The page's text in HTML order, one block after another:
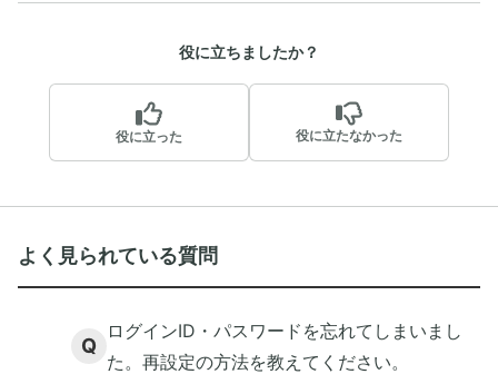
役に立ちましたか？
役に立った 役に立たなかった
よく見られている質問
Q
ログインID・パスワードを忘れてしまいまし
た。再設定の方法を教えてください。